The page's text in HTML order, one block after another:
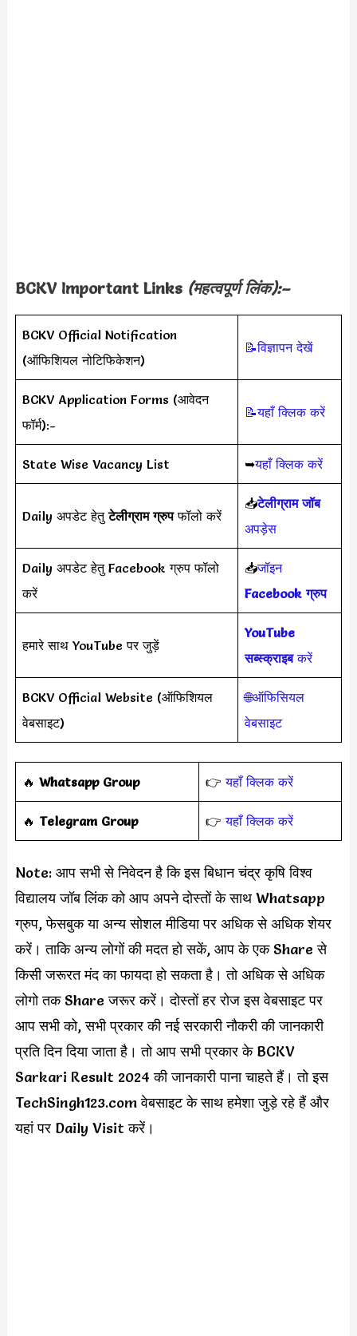
BCKV Important Links (महत्वपूर्ण लिंक):–
BCKV Official Notification
(ऑफिशियल नोटिफिकेशन)
📝विज्ञापन देखें
BCKV Application Forms (आवेदन
फॉर्म):-
📝यहाँ क्लिक करें
State Wise Vacancy List ➥यहाँ क्लिक करें
Daily अपडेट हेतुटेलीग्राम ग्रुपफॉलो करें
📥टेलीग्राम जॉब
अपड़ेस
Daily अपडेट हेतु Facebook ग्रुप फॉलो
करें
📥जॉइन
Facebook ग्रुप
हमारे साथ YouTube पर जुड़ें
YouTube
सब्स्क्राइबकरें
BCKV Official Website (ऑफिशियल
वेबसाइट)
🌐ऑफिसियल
वेबसाइट
‎️‍🔥 Whatsapp Group 👉यहाँ क्लिक करें
‎️‍🔥 Telegram Group 👉यहाँ क्लिक करें
Note: आप सभी से निवेदन है कि इस बिधान चंद्र कृषि विश्व
विद्यालय जॉब लिंक को आप अपने दोस्तों के साथ Whatsapp
ग्रुप, फेसबुक या अन्य सोशल मीडिया पर अधिक से अधिक शेयर
करें। ताकि अन्य लोगों की मदत हो सकें, आप के एक Share से
किसी जरूरत मंद का फायदा हो सकता है। तो अधिक से अधिक
लोगो तक Share जरूर करें। दोस्तों हर रोज इस वेबसाइट पर
आप सभी को, सभी प्रकार की नई सरकारी नौकरी की जानकारी
प्रति दिन दिया जाता है। तो आप सभी प्रकार के BCKV
Sarkari Result 2024 की जानकारी पाना चाहते हैं। तो इस
TechSingh123.com वेबसाइट के साथ हमेशा जुड़े रहे हैं और
यहां पर Daily Visit करें।